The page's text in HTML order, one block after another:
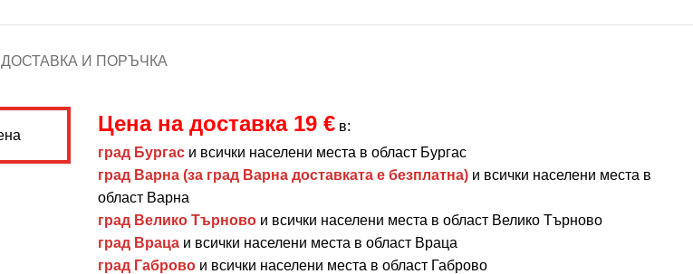
ДОСТАВКА И ПОРЪЧКА
Цена на доставка 19 € в:
град Бургас и всички населени места в област Бургас
град Варна (за град Варна доставката е безплатна) и всички населени места в
област Варна
град Велико Търново и всички населени места в област Велико Търново
град Враца и всички населени места в област Враца
град Габрово и всички населени места в област Габрово